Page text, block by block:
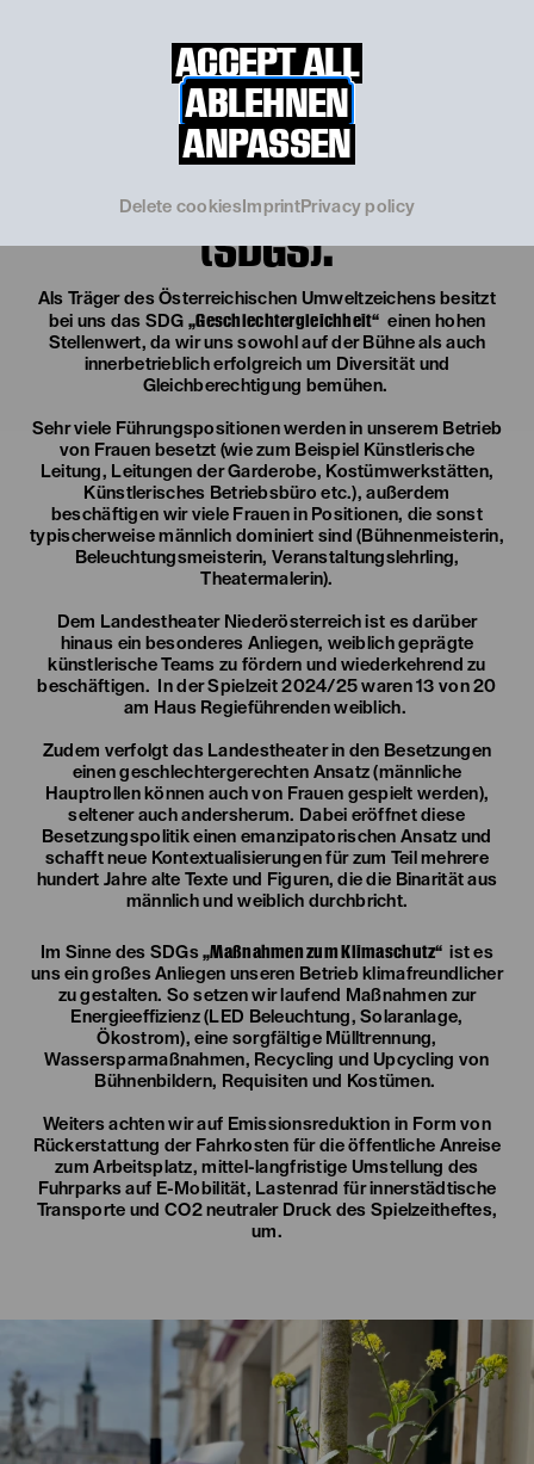
ACCEPT ALL
ABLEHNEN
ANPASSEN
Delete cookies Imprint Privacy policy
DAS LANDESTHEATER
NIEDERÖSTERREICH
BEKENNT SICH ZU ALLEN 17
SUSTAINABLE
DEVELOPMENT GOALS
(SDGS).
Als Träger des Österreichischen Umweltzeichens besitzt
bei uns das SDG„Geschlechtergleichheit“ einen hohen
Stellenwert, da wir uns sowohl auf der Bühne als auch
innerbetrieblich erfolgreich um Diversität und
Gleichberechtigung bemühen.
Sehr viele Führungspositionen werden in unserem Betrieb
von Frauen besetzt (wie zum Beispiel Künstlerische
Leitung, Leitungen der Garderobe, Kostümwerkstätten,
Künstlerisches Betriebsbüro etc.), außerdem
beschäftigen wir viele Frauen in Positionen, die sonst
typischerweise männlich dominiert sind (Bühnenmeisterin,
Beleuchtungsmeisterin, Veranstaltungslehrling,
Theatermalerin).
Dem Landestheater Niederösterreich ist es darüber
hinaus ein besonderes Anliegen, weiblich geprägte
künstlerische Teams zu fördern und wiederkehrend zu
beschäftigen. In der Spielzeit 2024/25 waren 13 von 20
am Haus Regieführenden weiblich.
Zudem verfolgt das Landestheater in den Besetzungen
einen geschlechtergerechten Ansatz (männliche
Hauptrollen können auch von Frauen gespielt werden),
seltener auch andersherum. Dabei eröffnet diese
Besetzungspolitik einen emanzipatorischen Ansatz und
schafft neue Kontextualisierungen für zum Teil mehrere
hundert Jahre alte Texte und Figuren, die die Binarität aus
männlich und weiblich durchbricht.
Im Sinne des SDGs„Maßnahmen zum Klimaschutz“ ist es
uns ein großes Anliegen unseren Betrieb klimafreundlicher
zu gestalten. So setzen wir laufend Maßnahmen zur
Energieeffizienz (LED Beleuchtung, Solaranlage,
Ökostrom), eine sorgfältige Mülltrennung,
Wassersparmaßnahmen, Recycling und Upcycling von
Bühnenbildern, Requisiten und Kostümen.
Weiters achten wir auf Emissionsreduktion in Form von
Rückerstattung der Fahrkosten für die öffentliche Anreise
zum Arbeitsplatz, mittel-langfristige Umstellung des
Fuhrparks auf E-Mobilität, Lastenrad für innerstädtische
Transporte und CO2 neutraler Druck des Spielzeitheftes,
um.